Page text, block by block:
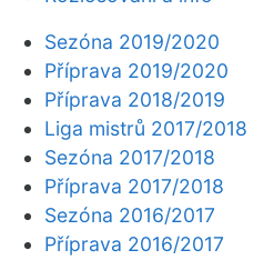
Sezóna 2019/2020
Příprava 2019/2020
Příprava 2018/2019
Liga mistrů 2017/2018
Sezóna 2017/2018
Příprava 2017/2018
Sezóna 2016/2017
Příprava 2016/2017